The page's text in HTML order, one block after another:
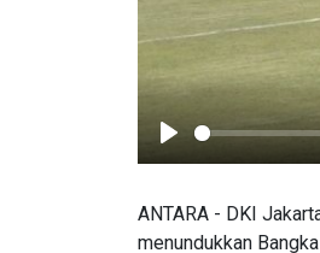
Play
ANTARA - DKI
menundukkan